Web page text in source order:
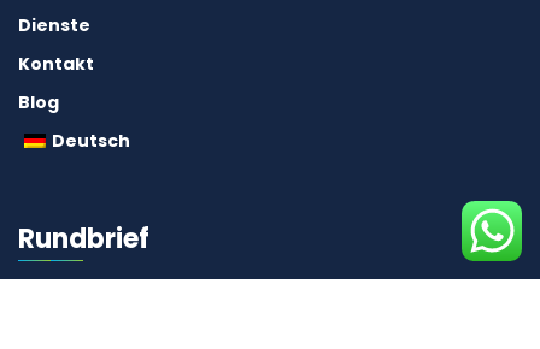
Dienste
Kontakt
Blog
Deutsch
Rundbrief